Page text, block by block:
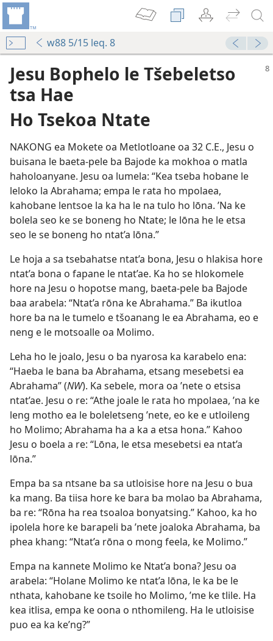
w88 5/15 leq. 8
Ithutoang)—2016
Jesu Bophelo le Tšebeletso
tsa Hae
Ho Tsekoa Ntate
NAKONG ea Mokete oa Metlotloane oa 32 C.E., Jesu o
buisana le baeta-pele ba Bajode ka mokhoa o matla
haholoanyane. Jesu oa lumela: “Kea tseba hobane le
leloko la Abrahama; empa le rata ho mpolaea,
kahobane lentsoe la ka ha le na tulo ho lōna. ’Na ke
bolela seo ke se boneng ho Ntate; le lōna he le etsa
seo le se boneng ho ntat’a lōna.”
Le hoja a sa tsebahatse ntat’a bona, Jesu o hlakisa hore
ntat’a bona o fapane le ntat’ae. Ka ho se hlokomele
hore na Jesu o hopotse mang, baeta-pele ba Bajode
baa arabela: “Ntat’a rōna ke Abrahama.” Ba ikutloa
hore ba na le tumelo e tšoanang le ea Abrahama, eo e
neng e le motsoalle oa Molimo.
Leha ho le joalo, Jesu o ba nyarosa ka karabelo ena:
“Haeba le bana ba Abrahama, etsang mesebetsi ea
Abrahama” (NW). Ka sebele, mora oa ’nete o etsisa
ntat’ae. Jesu o re: “Athe joale le rata ho mpolaea, ’na ke
leng motho ea le boleletseng ’nete, eo ke e utloileng
ho Molimo; Abrahama ha a ka a etsa hona.” Kahoo
Jesu o boela a re: “Lōna, le etsa mesebetsi ea ntat’a
lōna.”
Empa ba sa ntsane ba sa utloisise hore na Jesu o bua
ka mang. Ba tiisa hore ke bara ba molao ba Abrahama,
ba re: “Rōna ha rea tsoaloa bonyatsing.” Kahoo, ka ho
ipolela hore ke barapeli ba ’nete joaloka Abrahama, ba
phea khang: “Ntat’a rōna o mong feela, ke Molimo.”
Empa na kannete Molimo ke Ntat’a bona? Jesu oa
arabela: “Holane Molimo ke ntat’a lōna, le ka be le
nthata, kahobane ke tsoile ho Molimo, ’me ke tlile. Ha
kea itlisa, empa ke oona o nthomileng. Ha le utloisise
puo ea ka ke’ng?”